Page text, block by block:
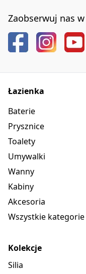
Zaobserwuj nas
Łazienka
Baterie
Prysznice
Toalety
Umywalki
Wanny
Kabiny
Akcesoria
Wszystkie kategorie
Kolekcje
Silia